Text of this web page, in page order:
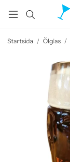
Startsida / Ölglas /